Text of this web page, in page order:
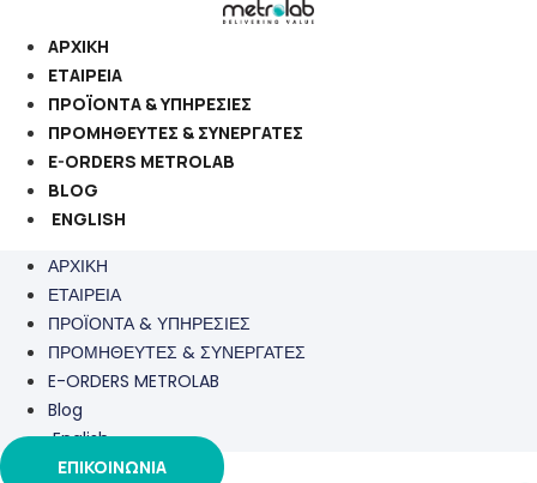
στο
περιεχόμενο
ΑΡΧΙΚΗ
ΕΤΑΙΡΕΙΑ
ΠΡΟΪΟΝΤΑ & ΥΠΗΡΕΣΙΕΣ
ΠΡΟΜΗΘΕΥΤΕΣ & ΣΥΝΕΡΓΑΤΕΣ
E-ORDERS METROLAB
BLOG
ENGLISH
ΑΡΧΙΚΗ
ΕΤΑΙΡΕΙΑ
ΠΡΟΪΟΝΤΑ & ΥΠΗΡΕΣΙΕΣ
ΠΡΟΜΗΘΕΥΤΕΣ & ΣΥΝΕΡΓΑΤΕΣ
E-ORDERS METROLAB
Blog
English
ΕΠΙΚΟΙΝΩΝΙΑ